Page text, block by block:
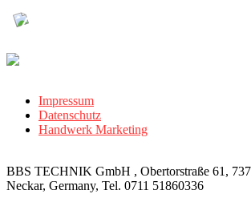
Impressum
Datenschutz
Handwerk Marketing
BBS TECHNIK GmbH , Obertorstraße 61,
Neckar, Germany, Tel. 0711 51860336